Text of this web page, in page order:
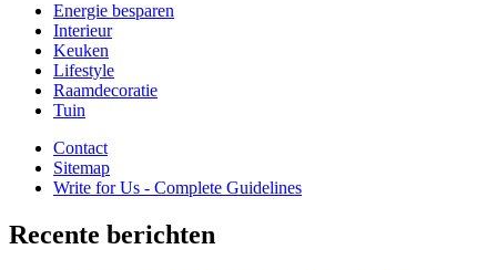
Energie besparen
Interieur
Keuken
Lifestyle
Raamdecoratie
Tuin
Contact
Sitemap
Write for Us - Complete Guidelines
Recente berichten